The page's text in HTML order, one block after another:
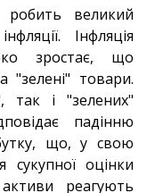
робить великий
Інфляція
зростає, що
"зелені" товари.
так і "зелених"
падінню
що, у свою
оцінки
реагують